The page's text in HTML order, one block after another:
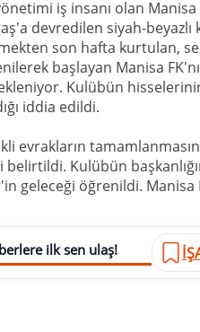
iş insanı olan Manisa
devredilen siyah-beyazlı
son hafta kurtulan,
başlayan Manisa
Kulübün
iddia edildi.
evrakların
Kulübün
geleceği öğrenildi. Manisa
ilk sen ulaş!